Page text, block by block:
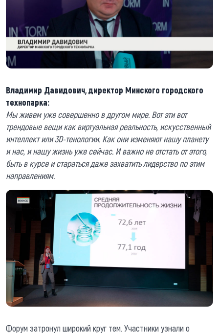
Владимир Давидович, директор Минского городского
технопарка:
Мы живем уже совершенно в другом мире. Вот эти вот
трендовые вещи как виртуальная реальность, искусственный
интеллект или 3D-тенологии. Как они изменяют нашу планету
и нас, и нашу жизнь уже сейчас. И важно не отстать от этого,
быть в курсе и стараться даже захватить лидерство по этим
направлениям.
Форум затронул широкий круг тем. Участники узнали о